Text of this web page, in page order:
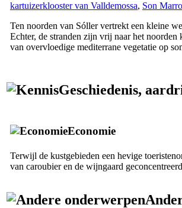
kartuizerklooster van Valldemossa, Son
Ten noorden van Sóllervertrekt een kleine
Echter, de stranden zijn vrij naar het noorden
van overvloedige mediterrane vegetatie op
Geschiedenis,
Economie
Terwijl de kustgebieden een hevige
van caroubier en de wijngaard